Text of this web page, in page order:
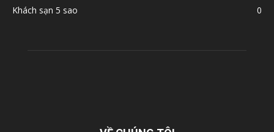
Khách sạn 5 sao
0